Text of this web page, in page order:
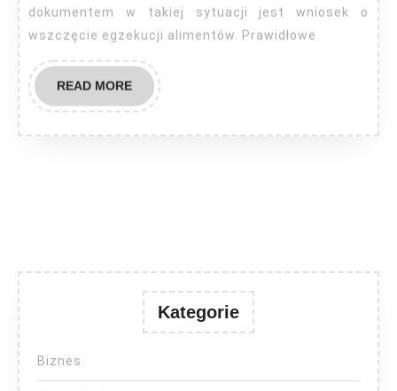
dokumentem w takiej sytuacji jest wniosek o
wszczęcie egzekucji alimentów. Prawidłowe
READ MOREREAD
MORE
Kategorie
Biznes